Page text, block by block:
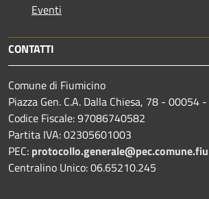
Eventi
CONTATTI
Comune di Fiumicino
Piazza Gen. C.A. Dalla Chiesa, 78 - 00054
Codice Fiscale: 97086740582
Partita IVA: 02305601003
PEC:
Centralino Unico: 06.65210.245